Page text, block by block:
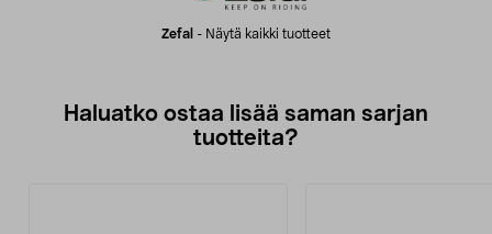
Zefal - Näytä kaikki tuotteet
Haluatko ostaa lisää saman sarjan
tuotteita?